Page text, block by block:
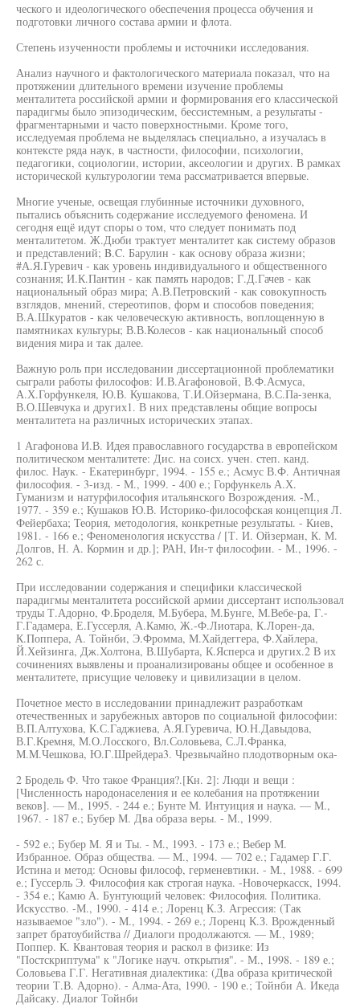
ческого и идеологического обеспечения процесса обучения и
подготовки личного состава армии и флота.
Степень изученности проблемы и источники исследования.
Анализ научного и фактологического материала показал, что на
протяжении длительного времени изучение проблемы
менталитета российской армии и формирования его классической
парадигмы было эпизодическим, бессистемным, а результаты -
фрагментарными и часто поверхностными. Кроме того,
исследуемая проблема не выделялась специально, а изучалась в
контексте ряда наук, в частности, философии, психологии,
педагогики, социологии, истории, аксеологии и других. В рамках
исторической культурологии тема рассматривается впервые.
Многие ученые, освещая глубинные источники духовного,
пытались объяснить содержание исследуемого феномена. И
сегодня ещё идут споры о том, что следует понимать под
менталитетом. Ж.Дюби трактует менталитет как систему образов
и представлений; B.C. Барулин - как основу образа жизни;
#А.Я.Гуревич - как уровень индивидуального и общественного
сознания; И.К.Пантин - как память народов; Г.Д.Гачев - как
национальный образ мира; А.В.Петровский - как совокупность
взглядов, мнений, стереотипов, форм и способов поведения;
В.А.Шкуратов - как человеческую активность, воплощенную в
памятниках культуры; В.В.Колесов - как национальный способ
видения мира и так далее.
Важную роль при исследовании диссертационной проблематики
сыграли работы философов: И.В.Агафоновой, В.Ф.Асмуса,
А.Х.Горфункеля, Ю.В. Кушакова, Т.И.Ойзермана, В.С.Па-зенка,
В.О.Шевчука и других1. В них представлены общие вопросы
менталитета на различных исторических этапах.
1 Агафонова И.В. Идея православного государства в европейском
политическом менталитете: Дис. на соисх. учен. степ. канд.
филос. Наук. - Екатеринбург, 1994. - 155 е.; Асмус В.Ф. Античная
философия. - 3-изд. - М., 1999. - 400 е.; Горфункель А.Х.
Гуманизм и натурфилософия итальянского Возрождения. -М.,
1977. - 359 е.; Кушаков Ю.В. Историко-философская концепция Л.
Фейербаха; Теория, методология, конкретные результаты. - Киев,
1981. - 166 е.; Феноменология искусства / [Т. И. Ойзерман, К. М.
Долгов, Н. А. Кормин и др.]; РАН, Ин-т философии. - М., 1996. -
262 с.
При исследовании содержания и специфики классической
парадигмы менталитета российской армии диссертант использовал
труды Т.Адорно, Ф.Броделя, М.Бубера, М.Бунге, М.Вебе-ра, Г.-
Г.Гадамера, Е.Гуссерля, А.Камю, Ж.-Ф.Лиотара, К.Лорен-да,
К.Поппера, А. Тойнби, Э.Фромма, М.Хайдеггера, Ф.Хайлера,
Й.Хейзинга, Дж.Холтона, В.Шубарта, К.Ясперса и других.2 В их
сочинениях выявлены и проанализированы общее и особенное в
менталитете, присущие человеку и цивилизации в целом.
Почетное место в исследовании принадлежит разработкам
отечественных и зарубежных авторов по социальной философии:
В.П.Алтухова, К.С.Гаджиева, А.Я.Гуревича, Ю.Н.Давыдова,
В.Г.Кремня, М.О.Лосского, Вл.Соловьева, С.Л.Франка,
М.М.Чешкова, Ю.Г.Шрейдера3. Чрезвычайно плодотворным ока-
2 Бродель Ф. Что такое Франция?.[Кн. 2]: Люди и вещи :
[Численность народонаселения и ее колебания на протяжении
веков]. — М., 1995. - 244 е.; Бунте М. Интуиция и наука. — М.,
1967. - 187 е.; Бубер М. Два образа веры. - М., 1999.
- 592 е.; Бубер М. Я и Ты. - М., 1993. - 173 е.; Вебер М.
Избранное. Образ общества. — М., 1994. — 702 е.; Гадамер Г.Г.
Истина и метод: Основы философ, герменевтики. - М., 1988. - 699
е.; Гуссерль Э. Философия как строгая наука. -Новочеркасск, 1994.
- 354 е.; Камю А. Бунтующий человек: Философия. Политика.
Искусство. -М., 1990. - 414 е.; Лоренц К.З. Агрессия: (Так
называемое "зло"). - М., 1994. - 269 е.; Лоренц К.З. Врожденный
запрет братоубийства // Диалоги продолжаются. — М., 1989;
Поппер. К. Квантовая теория и раскол в физике: Из
"Постскриптума" к "Логике науч. открытия". - М., 1998. - 189 е.;
Соловьева Г.Г. Негативная диалектика: (Два образа критической
теории Т.В. Адорно). - Алма-Ата, 1990. - 190 е.; Тойнби А. Икеда
Дайсаку. Диалог Тойнби